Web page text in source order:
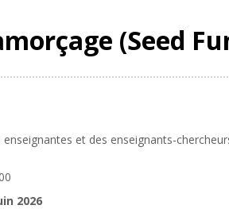
(Seed
et des enseignants-
2026